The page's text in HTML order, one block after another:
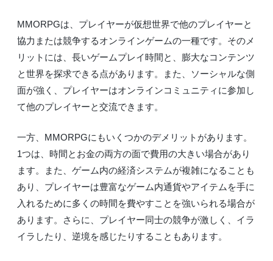
MMORPGは、プレイヤーが仮想世界で他のプレイヤーと
協力または競争するオンラインゲームの一種です。そのメ
リットには、長いゲームプレイ時間と、膨大なコンテンツ
と世界を探求できる点があります。また、ソーシャルな側
面が強く、プレイヤーはオンラインコミュニティに参加し
て他のプレイヤーと交流できます。
一方、MMORPGにもいくつかのデメリットがあります。
1つは、時間とお金の両方の面で費用の大きい場合があり
ます。また、ゲーム内の経済システムが複雑になることも
あり、プレイヤーは豊富なゲーム内通貨やアイテムを手に
入れるために多くの時間を費やすことを強いられる場合が
あります。さらに、プレイヤー同士の競争が激しく、イラ
イラしたり、逆境を感じたりすることもあります。